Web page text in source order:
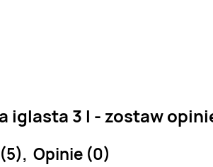
iglasta 3 l - zostaw
Opinie (0)